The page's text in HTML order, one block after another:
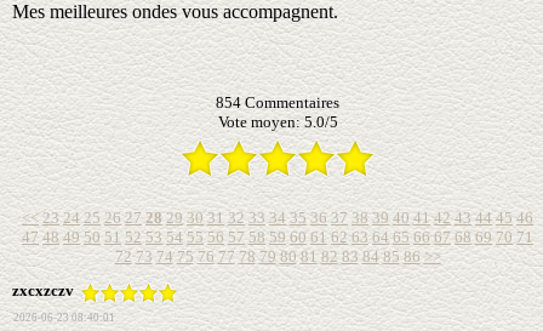
Mes meilleures ondes vous accompagnent.
854Commentaires
Vote moyen:5.0/5
<< 23 24 25 26 27 28 29 30 31 32 33 34 35 36 37 38 39 40 41 42 43 44 45 46
47 48 49 50 51 52 53 54 55 56 57 58 59 60 61 62 63 64 65 66 67 68 69 70 71
72 73 74 75 76 77 78 79 80 81 82 83 84 85 86 >>
zxcxzczv
2026-06-23 08:40:01